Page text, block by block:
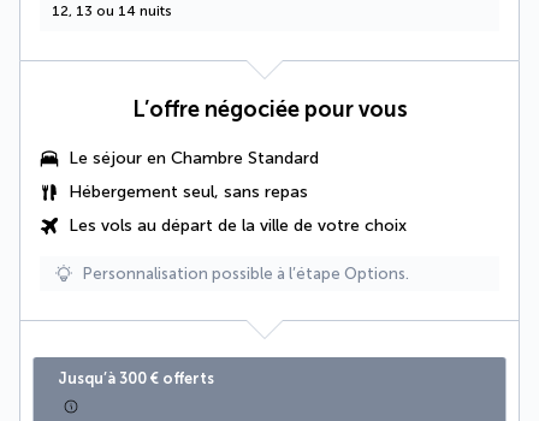
12, 13 ou 14 nuits
L’offre négociée pour vous
Le séjour en Chambre Standard
Hébergement seul, sans repas
Les vols au départ de la ville de votre choix
Personnalisation possible à l’étape Options.
Jusqu’à 300 € offerts